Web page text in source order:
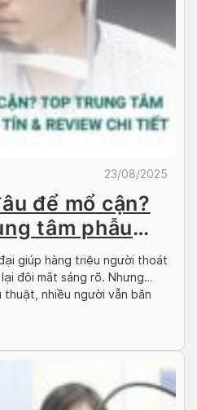
23/08/2025
để mổ cận?
tâm phẫu
uy tín
giúp hàng triệu người thoát
đôi mắt sáng rõ. Nhưng
nhiều người vẫn băn
ở đâu để được tư vấn chính